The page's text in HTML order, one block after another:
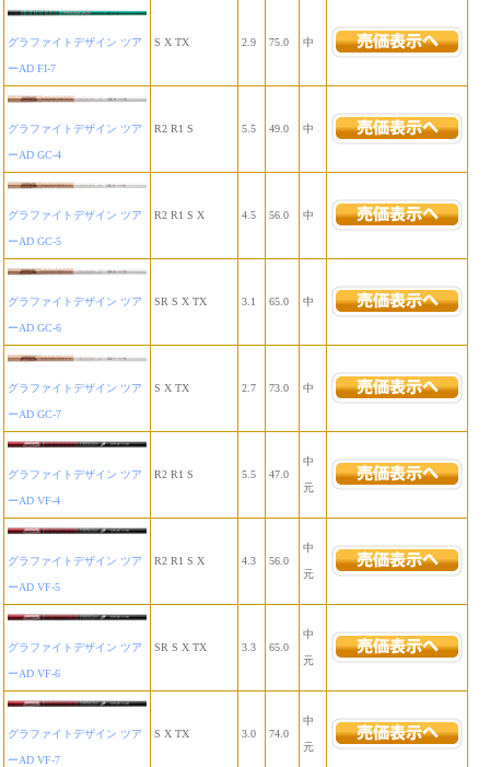
グラファイトデザイン ツア
ーAD FI-7
S X TX 2.9 75.0 中
グラファイトデザイン ツア
ーAD GC-4
R2 R1 S 5.5 49.0 中
グラファイトデザイン ツア
ーAD GC-5
R2 R1 S X 4.5 56.0 中
グラファイトデザイン ツア
ーAD GC-6
SR S X TX 3.1 65.0 中
グラファイトデザイン ツア
ーAD GC-7
S X TX 2.7 73.0 中
グラファイトデザイン ツア
ーAD VF-4
R2 R1 S 5.5 47.0
中
元
グラファイトデザイン ツア
ーAD VF-5
R2 R1 S X 4.3 56.0
中
元
グラファイトデザイン ツア
ーAD VF-6
SR S X TX 3.3 65.0
中
元
グラファイトデザイン ツア
ーAD VF-7
S X TX 3.0 74.0
中
元